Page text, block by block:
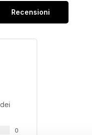
Recensioni
0